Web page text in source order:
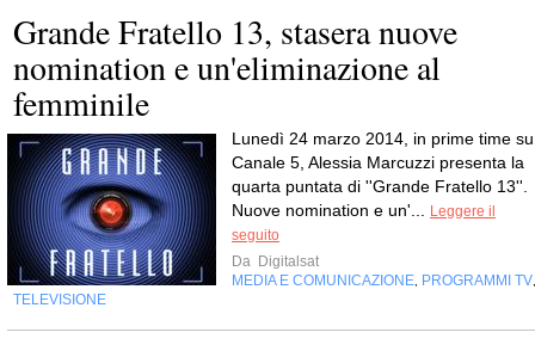
Grande Fratello 13, stasera nuove
nomination e un'eliminazione al
femminile
Lunedì 24 marzo 2014, in prime time su
Canale 5, Alessia Marcuzzi presenta la
quarta puntata di ''Grande Fratello 13''.
Nuove nomination e un'...
Leggere il
seguito
Da Digitalsat
MEDIA E COMUNICAZIONE PROGRAMMI TV
TELEVISIONE